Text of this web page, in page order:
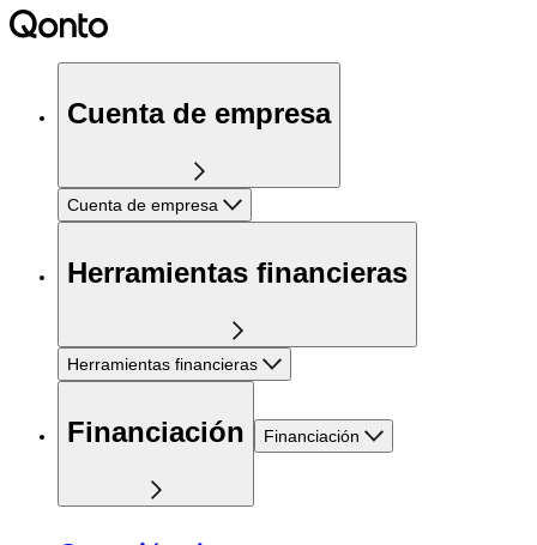
Cuenta de empresa
Cuenta de empresa
Herramientas financieras
Herramientas financieras
Financiación Financiación